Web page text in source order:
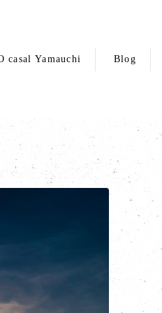
casal Yamauchi Blog